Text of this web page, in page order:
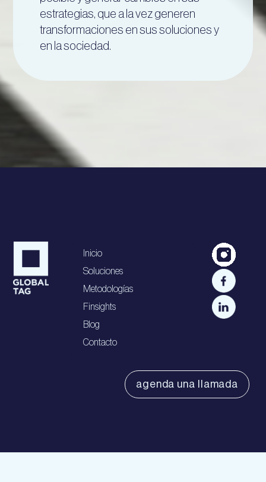
estrategias, que a la vez generen
transformaciones en sus soluciones y
en la sociedad.
Inicio
Soluciones
Metodologías
Finsights
Blog
Contacto
agenda una llamada